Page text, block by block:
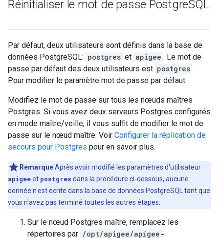
Réinitialiser le mot de passe PostgreSQL
Par défaut, deux utilisateurs sont définis dans la base de
données PostgreSQL: postgres et apigee . Le mot de
passe par défaut des deux utilisateurs est postgres .
Pour modifier le paramètre mot de passe par défaut.
Modifiez le mot de passe sur tous les nœuds maîtres
Postgres. Si vous avez deux serveurs Postgres configurés
en mode maître/veille, il vous suffit de modifier le mot de
passe sur le nœud maître. Voir Configurer la réplication de
secours pour Postgres pour en savoir plus.
Remarque:Après avoir modifié les paramètres d'utilisateur
apigeeet postgres dans la procédure ci-dessous, aucune
donnée n'est écrite dans la base de données PostgreSQL tant que
vous n'avez pas terminé toutes les autres étapes.
Sur le nœud Postgres maître, remplacez les
répertoires par /opt/apigee/apigee-